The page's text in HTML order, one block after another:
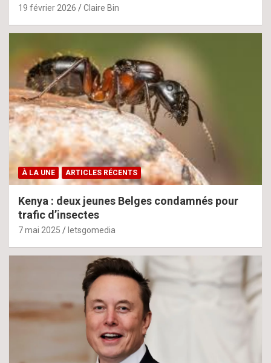
19 février 2026 Claire Bin
À LA UNE ARTICLES RÉCENTS
Kenya : deux jeunes Belges condamnés pour
trafic d’insectes
7 mai 2025 letsgomedia